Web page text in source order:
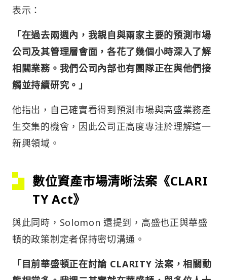
表示：
「在過去兩週內，我親自與兩家主要的預測市場
公司及其管理層會面，各花了幾個小時深入了解
相關業務。我們公司內部也有團隊正在與他們接
觸並持續研究。」
他指出，自己確實看得到預測市場與高盛業務產
生交集的機會，因此公司正高度專注於理解這一
新興領域。
數位資產市場清晰法案《CLARI
TY Act》
與此同時，Solomon 還提到，高盛也正與華盛
頓的政策制定者保持密切溝通。
「目前華盛頓正在討論 CLARITY 法案，相關動